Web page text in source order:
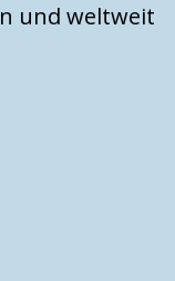
und weltweit